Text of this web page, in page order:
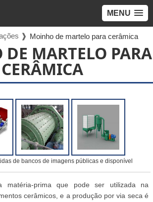
MENU
❱ Moinho de martelo para cerâmica
MARTELO PARA
CERÂMICA
de bancos de imagens públicas e disponível
matéria-prima que pode ser utilizada na
cerâmicos, e a produção por via seca é